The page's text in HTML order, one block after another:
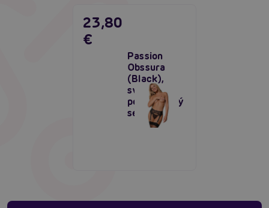
Passion
Obssura
(Black),
svůdný
podvazkový
set
23,80
€